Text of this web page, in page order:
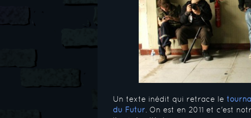
Un texte inédit qui retrace le
du Futur . On est en 2011 et c'est